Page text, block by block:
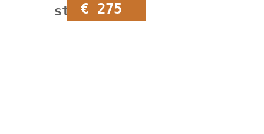
stuk)€ 275